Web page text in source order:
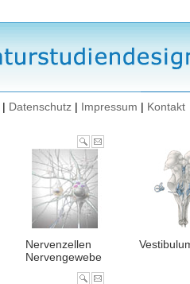
| Datenschutz | Impressum | Kontakt
Nervenzellen
Nervengewebe